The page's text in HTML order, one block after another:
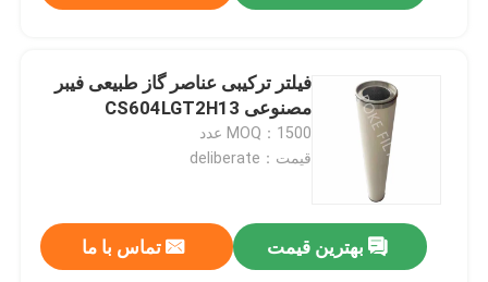
فیلتر ترکیبی عناصر گاز طبیعی فیبر
مصنوعی CS604LGT2H13
MOQ：1500 عدد
قیمت：deliberate
بهترین قیمت تماس با ما